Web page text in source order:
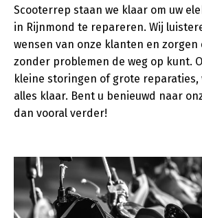
Scooterrep staan we klaar om uw
in Rijnmond te repareren. Wij
wensen van onze klanten en
zonder problemen de weg op kunt.
kleine storingen of grote reparaties,
alles klaar. Bent u benieuwd naar
dan vooral verder!